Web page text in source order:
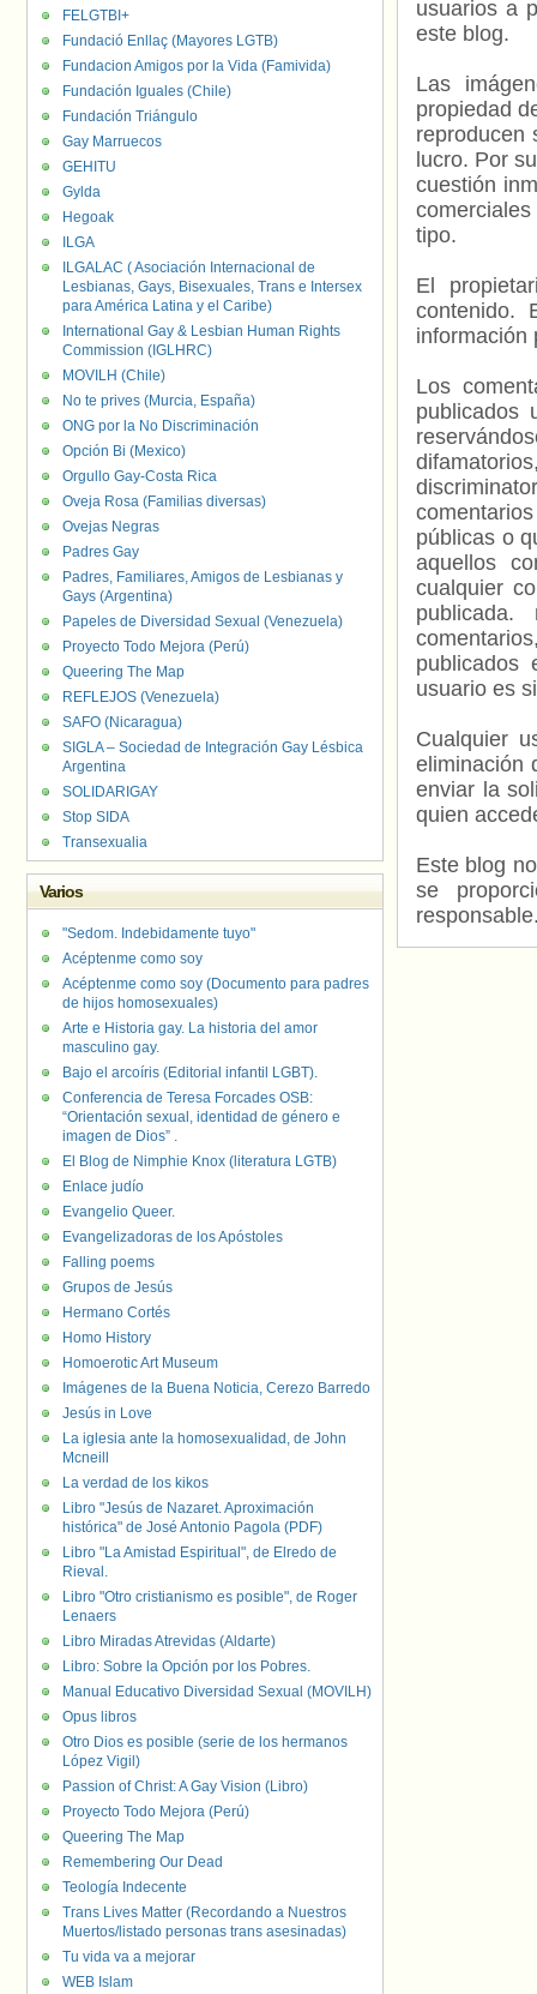
usuarios a
este blog.
Las
propiedad
reproducen
lucro. Por
cuestión
tipo.
El
contenido.
información
Los
publicados
públicas o
aquellos
cualquier
usuario es
Cualquier
eliminación
enviar la
quien
Este blog
se
FELGTBI+
Fundació Enllaç (Mayores LGTB)
Fundacion Amigos por la Vida (Famivida)
Fundación Iguales (Chile)
Fundación Triángulo
Gay Marruecos
GEHITU
Gylda
Hegoak
ILGA
ILGALAC ( Asociación Internacional de
Lesbianas, Gays, Bisexuales, Trans e Intersex
para América Latina y el Caribe)
International Gay & Lesbian Human Rights
Commission (IGLHRC)
MOVILH (Chile)
No te prives (Murcia, España)
ONG por la No Discriminación
Opción Bi (Mexico)
Orgullo Gay-Costa Rica
Oveja Rosa (Familias diversas)
Ovejas Negras
Padres Gay
Padres, Familiares, Amigos de Lesbianas y
Gays (Argentina)
Papeles de Diversidad Sexual (Venezuela)
Proyecto Todo Mejora (Perú)
Queering The Map
REFLEJOS (Venezuela)
SAFO (Nicaragua)
SIGLA – Sociedad de Integración Gay Lésbica
Argentina
SOLIDARIGAY
Stop SIDA
Transexualia
Varios
"Sedom. Indebidamente tuyo"
Acéptenme como soy
Acéptenme como soy (Documento para padres
de hijos homosexuales)
Arte e Historia gay. La historia del amor
masculino gay.
Bajo el arcoíris (Editorial infantil LGBT).
Conferencia de Teresa Forcades OSB:
“Orientación sexual, identidad de género e
imagen de Dios” .
El Blog de Nimphie Knox (literatura LGTB)
Enlace judío
Evangelio Queer.
Evangelizadoras de los Apóstoles
Falling poems
Grupos de Jesús
Hermano Cortés
Homo History
Homoerotic Art Museum
Imágenes de la Buena Noticia, Cerezo Barredo
Jesús in Love
La iglesia ante la homosexualidad, de John
Mcneill
La verdad de los kikos
Libro "Jesús de Nazaret. Aproximación
histórica" de José Antonio Pagola (PDF)
Libro "La Amistad Espiritual", de Elredo de
Rieval.
Libro "Otro cristianismo es posible", de Roger
Lenaers
Libro Miradas Atrevidas (Aldarte)
Libro: Sobre la Opción por los Pobres.
Manual Educativo Diversidad Sexual (MOVILH)
Opus libros
Otro Dios es posible (serie de los hermanos
López Vigil)
Passion of Christ: A Gay Vision (Libro)
Proyecto Todo Mejora (Perú)
Queering The Map
Remembering Our Dead
Teología Indecente
Trans Lives Matter (Recordando a Nuestros
Muertos/listado personas trans asesinadas)
Tu vida va a mejorar
WEB Islam